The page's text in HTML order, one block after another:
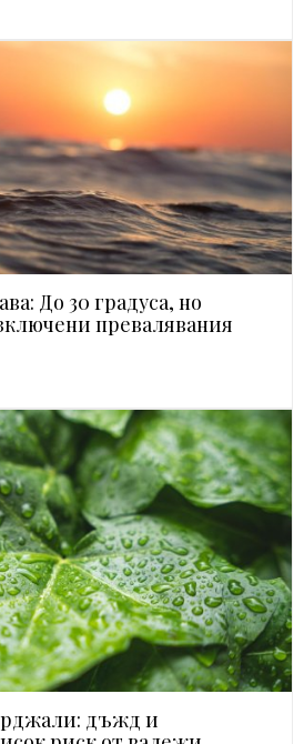
До 30 градуса, но
превалявания
дъжд и